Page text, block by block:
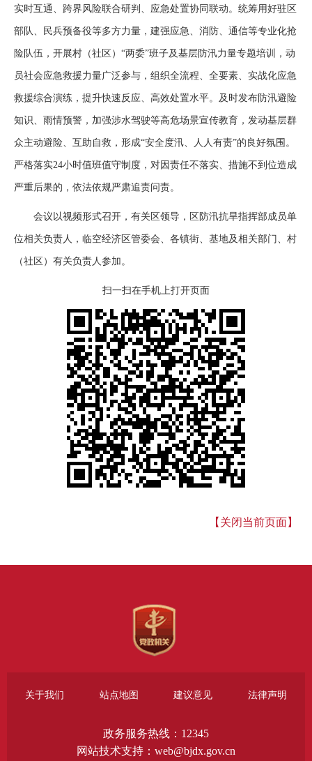
实时互通、跨界风险联合研判、应急处置协同联动。统筹用好驻区
部队、民兵预备役等多方力量，建强应急、消防、通信等专业化抢
险队伍，开展村（社区）“两委”班子及基层防汛力量专题培训，动
员社会应急救援力量广泛参与，组织全流程、全要素、实战化应急
救援综合演练，提升快速反应、高效处置水平。及时发布防汛避险
知识、雨情预警，加强涉水驾驶等高危场景宣传教育，发动基层群
众主动避险、互助自救，形成“安全度汛、人人有责”的良好氛围。
严格落实24小时值班值守制度，对因责任不落实、措施不到位造成
严重后果的，依法依规严肃追责问责。
会议以视频形式召开，有关区领导，区防汛抗旱指挥部成员单
位相关负责人，临空经济区管委会、各镇街、基地及相关部门、村
（社区）有关负责人参加。
扫一扫在手机上打开页面
【关闭当前页面】
关于我们 站点地图 建议意见 法律声明
政务服务热线：12345
网站技术支持：web@bjdx.gov.cn